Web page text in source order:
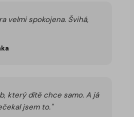
velmi spokojena. Švihá,
který dítě chce samo. A já
jsem to."